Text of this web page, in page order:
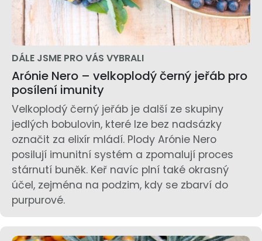
DÁLE JSME PRO VÁS VYBRALI
Arónie Nero – velkoplodý černý jeřáb pro
posílení imunity
Velkoplodý černý jeřáb je další ze skupiny
jedlých bobulovin, které lze bez nadsázky
označit za elixír mládí. Plody Arónie Nero
posilují imunitní systém a zpomalují proces
stárnutí buněk. Keř navíc plní také okrasný
účel, zejména na podzim, kdy se zbarví do
purpurové.